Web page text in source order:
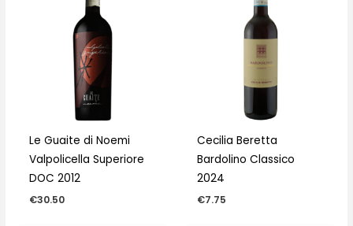
Le Guaite di Noemi
Valpolicella Superiore
DOC 2012
€30.50
Cecilia Beretta
Bardolino Classico
2024
€7.75